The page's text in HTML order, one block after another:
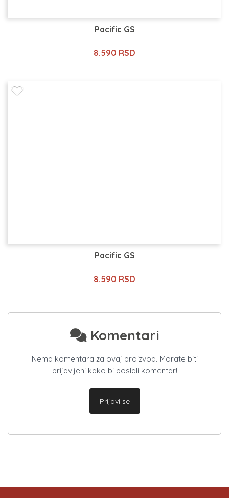
Pacific GS
8.590 RSD
Pacific GS
8.590 RSD
Komentari
Nema komentara za ovaj proizvod. Morate biti
prijavljeni kako bi poslali komentar!
Prijavi se